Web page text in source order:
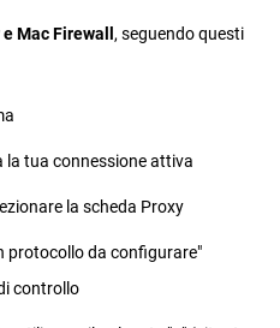
Mac Firewall , seguendo questi
la tua connessione attiva
la scheda Proxy
protocollo da configurare"
controllo